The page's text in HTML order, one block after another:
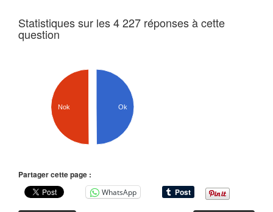
Statistiques sur les 4 227 réponses à cette
question
Ok
Nok
Partager cette page :
WhatsApp